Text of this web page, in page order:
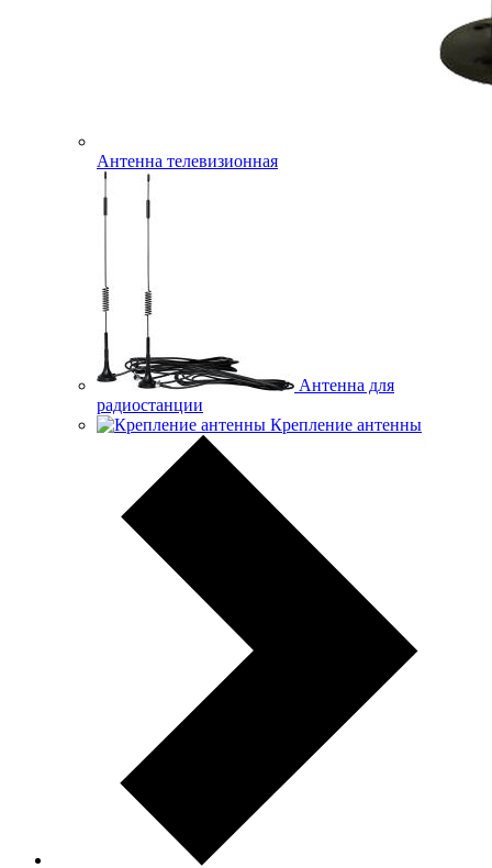
Антенна телевизионная
Антенна для
радиостанции
Крепление антенны